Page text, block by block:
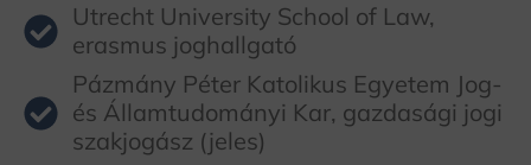
Utrecht University School of Law,
erasmus joghallgató
Pázmány Péter Katolikus Egyetem Jog-
és Államtudományi Kar, gazdasági jogi
szakjogász (jeles)